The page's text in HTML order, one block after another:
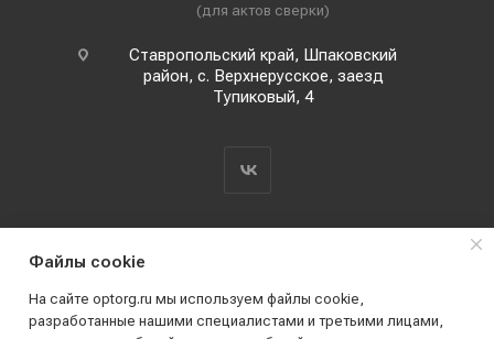
(для актов сверки)
Ставропольский край, Шпаковский
район, с. Верхнерусское, заезд
Тупиковый, 4
Файлы cookie
На сайте optorg.ru мы используем файлы cookie,
разработанные нашими специалистами и третьими лицами,